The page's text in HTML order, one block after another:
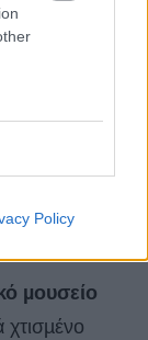
Policy
µουσείο
χτισµένο